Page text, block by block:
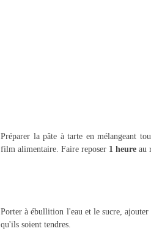
Préparer la pâte à tarte en mélangeant
film alimentaire. Faire reposer 1 heure au
Porter à ébullition l'eau et le sucre, ajouter
qu'ils soient tendres.